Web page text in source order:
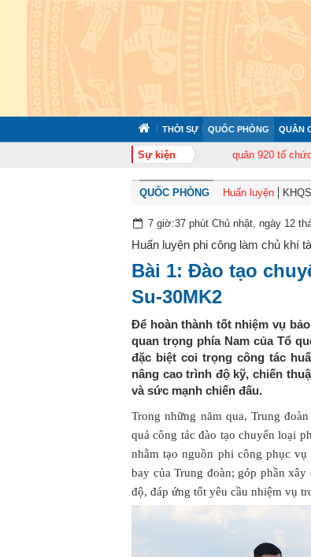
THỜI SỰ QUỐC PHÒNG QUÂN
Sự kiện
Trung đoàn Không quân 920 tổ chức Lễ
QUỐC PHÒNG Huấn luyện KHQS
7 giờ:37 phút Chủ nhật, ngày 12
Huấn luyện phi công làm chủ khí
Bài 1: Đào tạo
Su-30MK2
Để hoàn thành tốt nhiệm vụ
quan trọng phía Nam của Tổ
đặc biệt coi trọng công tác
nâng cao trình độ kỹ, chiến
và sức mạnh chiến đấu.
Trong những năm qua, Trung
quả công tác đào tạo chuyển loại
nhằm tạo nguồn phi công phục
bay của Trung đoàn; góp phần
độ, đáp ứng tốt yêu cầu nhiệm vụ